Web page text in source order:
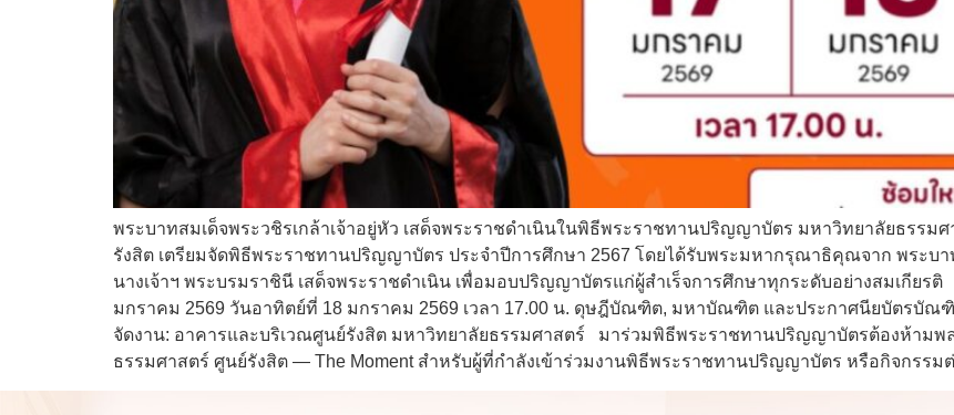
พระบาทสมเด็จพระวชิรเกล้าเจ้าอยู่หัว เสด็จพระราชดำเนินในพิธีพระราชทานปริญญาบัตร มหาวิทยาลัยธรรม
รังสิต เตรียมจัดพิธีพระราชทานปริญญาบัตร ประจำปีการศึกษา 2567 โดยได้รับพระมหากรุณาธิคุณจาก พระบา
นางเจ้าฯ พระบรมราชินี เสด็จพระราชดำเนิน เพื่อมอบปริญญาบัตรแก่ผู้สำเร็จการศึกษาทุกระดับอย่างสมเกียรติ
มกราคม 2569 วันอาทิตย์ที่ 18 มกราคม 2569 เวลา 17.00 น. ดุษฎีบัณฑิต, มหาบัณฑิต และประกาศนียบัตรบัณ
จัดงาน: อาคารและบริเวณศูนย์รังสิต มหาวิทยาลัยธรรมศาสตร์ มาร่วมพิธีพระราชทานปริญญาบัตรต้องห้ามพ
ธรรมศาสตร์ ศูนย์รังสิต — The Moment สำหรับผู้ที่กำลังเข้าร่วมงานพิธีพระราชทานปริญญาบัตร หรือกิจกรรม